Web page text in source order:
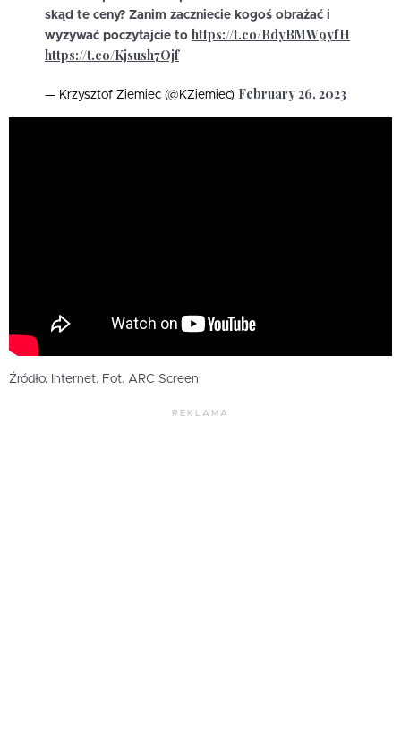
skąd te ceny? Zanim zaczniecie kogoś obrażać i
wyzywać poczytajcie to https://t.co/BdyBMW9yfH
https://t.co/Kjsush7Ojf
— Krzysztof Ziemiec (@KZiemiec) February 26, 2023
Źródło: Internet. Fot. ARC Screen
REKLAMA